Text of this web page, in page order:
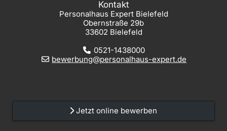
Kontakt
Personalhaus Expert Bielefeld
Obernstraße 29b
33602 Bielefeld
0521-1438000
bewerbung@personalhaus-expert.de
Jetzt online bewerben